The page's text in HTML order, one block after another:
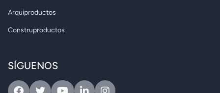
Arquiproductos
Construproductos
SÍGUENOS
FacebookTwitterYoutubeLinkedinInstagram